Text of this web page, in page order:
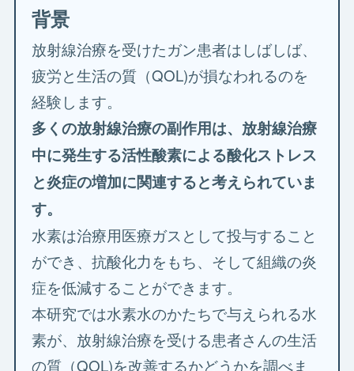
背景
放射線治療を受けたガン患者はしばしば、
疲労と生活の質（QOL)が損なわれるのを
経験します。
多くの放射線治療の副作用は、放射線治療
中に発生する活性酸素による酸化ストレス
と炎症の増加に関連すると考えられていま
す。
水素は治療用医療ガスとして投与すること
ができ、抗酸化力をもち、そして組織の炎
症を低減することができます。
本研究では水素水のかたちで与えられる水
素が、放射線治療を受ける患者さんの生活
の質（QOL)を改善するかどうかを調べま